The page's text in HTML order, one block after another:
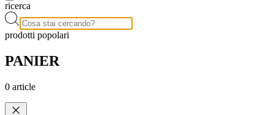
ricerca
prodotti popolari
PANIER
0 article